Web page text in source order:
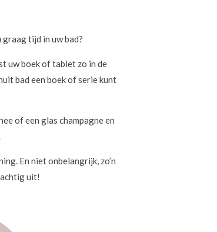
tijd in uw bad?
uw boek of tablet zo in de
bad een boek of serie kunt
of een glas champagne en
En niet onbelangrijk, zo’n
uit!